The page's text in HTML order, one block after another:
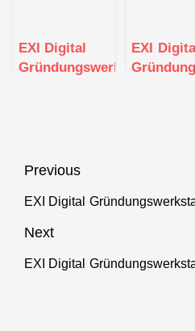
EXI Digital
Gründungswerkstatt
EXI
Beitragsnavigation
Previous
Previous
EXI Digital
Next
Next
EXI Digital